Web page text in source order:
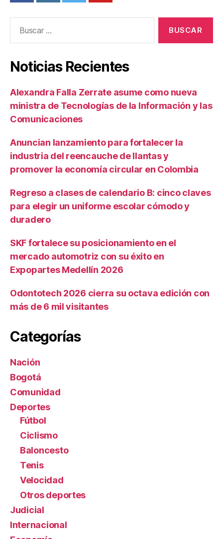
Noticias Recientes
Alexandra Falla Zerrate asume como nueva
ministra de Tecnologías de la Información y las
Comunicaciones
Anuncian lanzamiento para fortalecer la
industria del reencauche de llantas y
promover la economía circular en Colombia
Regreso a clases de calendario B: cinco claves
para elegir un uniforme escolar cómodo y
duradero
SKF fortalece su posicionamiento en el
mercado automotriz con su éxito en
Expopartes Medellín 2026
Odontotech 2026 cierra su octava edición con
más de 6 mil visitantes
Categorías
Nación
Bogotá
Comunidad
Deportes
Fútbol
Ciclismo
Baloncesto
Tenis
Velocidad
Otros deportes
Judicial
Internacional